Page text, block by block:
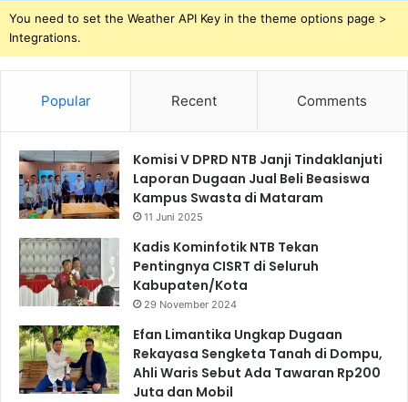
You need to set the Weather API Key in the theme options page >
Integrations.
Popular Recent Comments
Komisi V DPRD NTB Janji Tindaklanjuti
Laporan Dugaan Jual Beli Beasiswa
Kampus Swasta di Mataram
11 Juni 2025
Kadis Kominfotik NTB Tekan
Pentingnya CISRT di Seluruh
Kabupaten/Kota
29 November 2024
Efan Limantika Ungkap Dugaan
Rekayasa Sengketa Tanah di Dompu,
Ahli Waris Sebut Ada Tawaran Rp200
Juta dan Mobil